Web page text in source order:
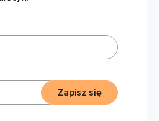
Zapisz się